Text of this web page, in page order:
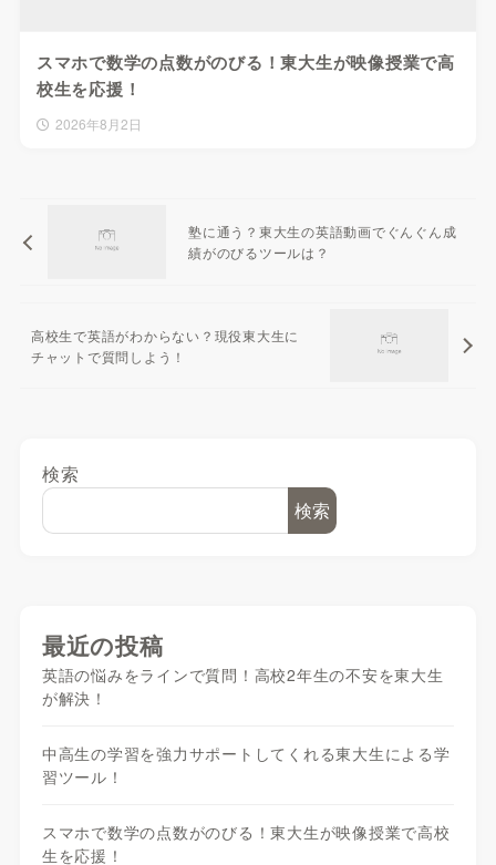
スマホで数学の点数がのびる！東大生が映像授業で高
校生を応援！
2026年8月2日
塾に通う？東大生の英語動画でぐんぐん成
績がのびるツールは？
高校生で英語がわからない？現役東大生に
チャットで質問しよう！
検索
検索
最近の投稿
英語の悩みをラインで質問！高校2年生の不安を東大生
が解決！
中高生の学習を強力サポートしてくれる東大生による学
習ツール！
スマホで数学の点数がのびる！東大生が映像授業で高校
生を応援！